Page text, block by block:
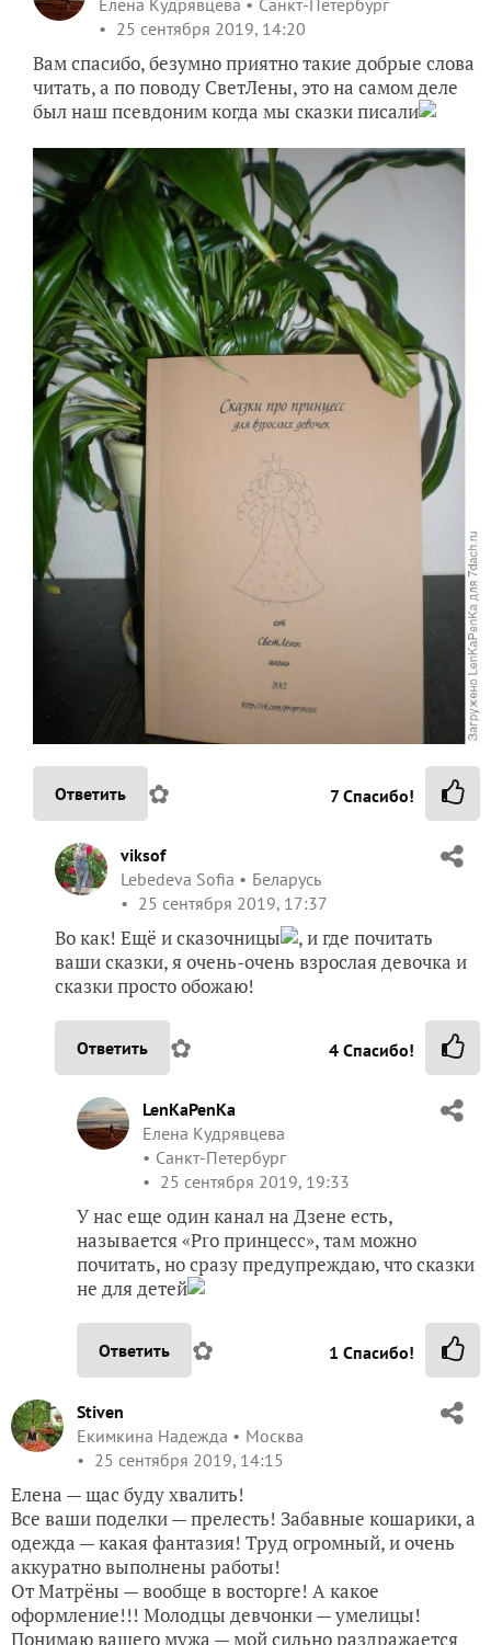
25 сентября 2019, 14:20
Вам спасибо, безумно приятно такие добрые слова
читать, а по поводу СветЛены, это на самом деле
был наш псевдоним когда мы сказки писали
Ответить ✿ 7Спасибо!
viksof
Lebedeva Sofia
Беларусь
25 сентября 2019, 17:37
Во как! Ещё и сказочницы
, и где почитать
ваши сказки, я очень-очень взрослая девочка и
сказки просто обожаю!
Ответить ✿ 4 Спасибо!
LenKaPenKa
Елена Кудрявцева
Санкт-Петербург
25 сентября 2019, 19:33
У нас еще один канал на Дзене есть,
называется «Pro принцесс», там можно
почитать, но сразу предупреждаю, что сказки
не для детей
Ответить ✿ 1 Спасибо!
Stiven
Екимкина Надежда
Москва
25 сентября 2019, 14:15
Елена — щас буду хвалить!
Все ваши поделки — прелесть! Забавные кошарики, а
одежда — какая фантазия! Труд огромный, и очень
аккуратно выполнены работы!
От Матрёны — вообще в восторге! А какое
оформление!!! Молодцы девчонки — умелицы!
Понимаю вашего мужа — мой сильно раздражается